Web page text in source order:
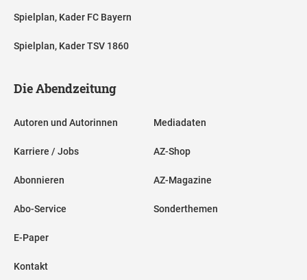
Spielplan, Kader FC Bayern
Spielplan, Kader TSV 1860
Die Abendzeitung
Autoren und Autorinnen
Karriere / Jobs
Abonnieren
Abo-Service
E-Paper
Kontakt
Mediadaten
AZ-Shop
AZ-Magazine
Sonderthemen